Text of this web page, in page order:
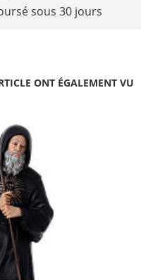
sous 30 jours
ONT ÉGALEMENT VU